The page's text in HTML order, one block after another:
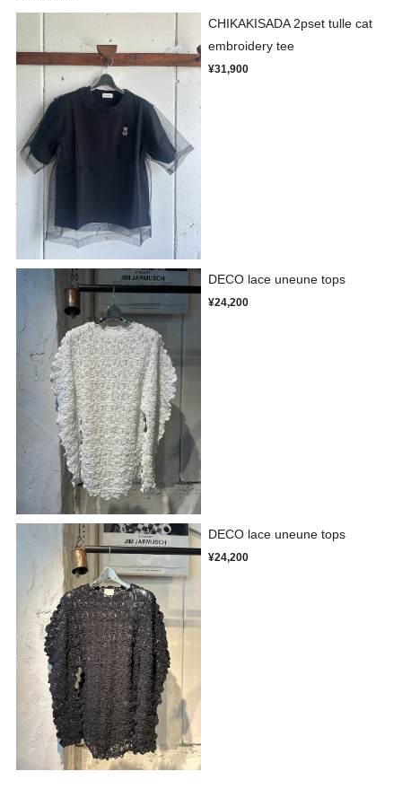
CHIKAKISADA 2pset tulle cat
embroidery tee
¥31,900
DECO lace uneune tops
¥24,200
DECO lace uneune tops
¥24,200